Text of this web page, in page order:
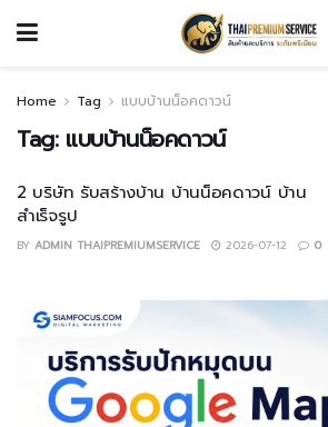
Home Tag แบบบ้านน็อคดาวน์
Tag: แบบบ้านน็อคดาวน์
2 บริษัท รับสร้างบ้าน บ้านน็อคดาวน์ บ้าน
สำเร็จรูป
BY ADMIN THAIPREMIUMSERVICE 2026-07-12 0